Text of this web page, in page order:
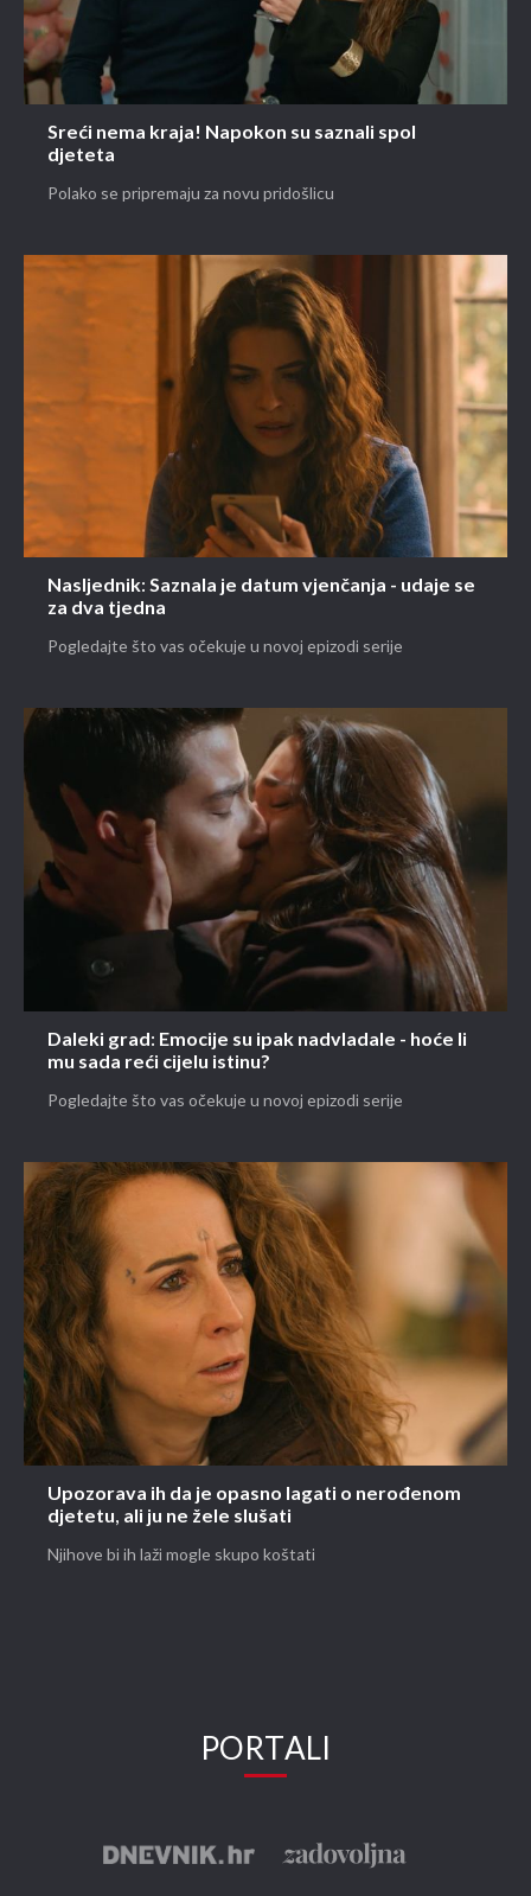
Sreći nema kraja! Napokon su saznali spol
djeteta
Polako se pripremaju za novu pridošlicu
Nasljednik: Saznala je datum vjenčanja - udaje se
za dva tjedna
Pogledajte što vas očekuje u novoj epizodi serije
Daleki grad: Emocije su ipak nadvladale - hoće li
mu sada reći cijelu istinu?
Pogledajte što vas očekuje u novoj epizodi serije
Upozorava ih da je opasno lagati o nerođenom
djetetu, ali ju ne žele slušati
Njihove bi ih laži mogle skupo koštati
PORTALI